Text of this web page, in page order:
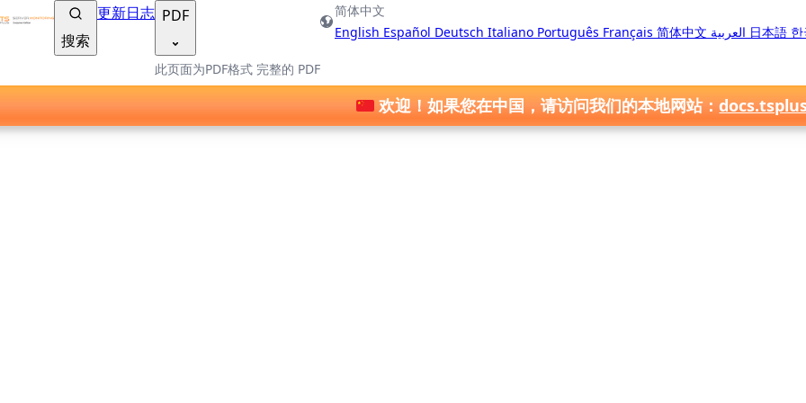
TSplus 文档 ®
搜索
更新日志 PDF
此页面为PDF格式 完整的 PDF
简体中文
English Español Deutsch Italiano Português Français 简体中文 日本語
欢迎！如果您在中国，请访问我们的本地网站：